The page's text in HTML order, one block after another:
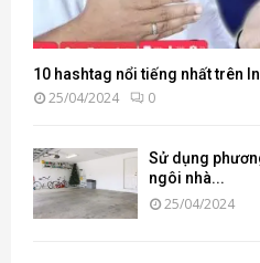
10 hashtag nổi tiếng nhất trên
25/04/2024 0
Sử dụng
ngôi nhà...
25/04/2024